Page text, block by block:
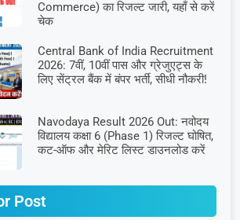
Commerce) का रिजल्ट जारी, यहाँ से करें
चेक
Central Bank of India Recruitment
2026: 7वीं, 10वीं पास और ग्रेजुएट्स के
लिए सेंट्रल बैंक में बंपर भर्ती, सीधी नौकरी!
Navodaya Result 2026 Out: नवोदय
विद्यालय कक्षा 6 (Phase 1) रिजल्ट घोषित,
कट-ऑफ और मेरिट लिस्ट डाउनलोड करें
Post